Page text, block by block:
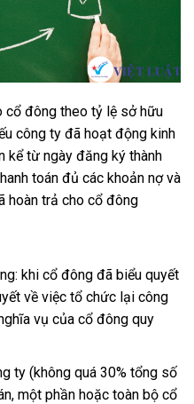
cổ đông theo tỷ lệ sở hữu
công ty đã hoạt động kinh
kể từ ngày đăng ký thành
toán đủ các khoản nợ và
hoàn trả cho cổ đông
khi cổ đông đã biểu quyết
về việc tổ chức lại công
vụ của cổ đông quy
ty (không quá 30% tổng số
một phần hoặc toàn bộ cổ